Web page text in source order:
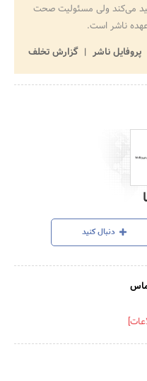
می‌کند ولی مسئولیت صحت
ناشر است.
پروفایل ناشر
گزارش تخلف
دنبال کنید